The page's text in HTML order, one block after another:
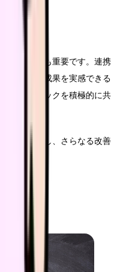
ョン維持も重要です。連携
、業務の成果を実感できる
ィードバックを積極的に共
めます。
みを評価し、さらなる改善